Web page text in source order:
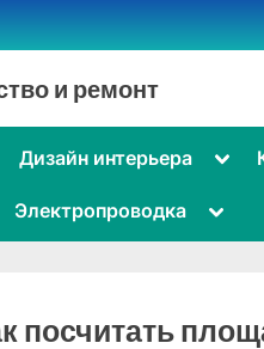
и ремонт
Дизайн интерьера
Электропроводка
Toggle
menu
посчитать